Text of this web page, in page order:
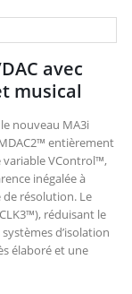
avec
musical
nouveau MA3i
entièrement
variable VControl™,
inégalée à
résolution. Le
réduisant le
d’isolation
élaboré et une